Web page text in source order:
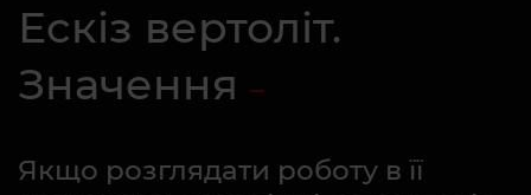
Ескіз вертоліт.
Значення
Якщо розглядати роботу в її